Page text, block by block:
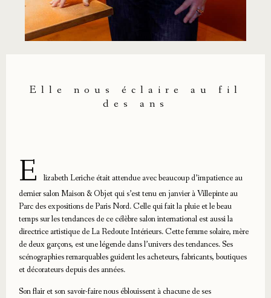
Elle nous éclaire au fil
des ans
E
lizabeth Leriche était attendue avec beaucoup d’impatience au
dernier salon Maison & Objet qui s’est tenu en janvier à Villepinte au
Parc des expositions de Paris Nord. Celle qui fait la pluie et le beau
temps sur les tendances de ce célèbre salon international est aussi la
directrice artistique de La Redoute Intérieurs. Cette femme solaire, mère
de deux garçons, est une légende dans l’univers des tendances. Ses
scénographies remarquables guident les acheteurs, fabricants, boutiques
et décorateurs depuis des années.
Son flair et son savoir-faire nous éblouissent à chacune de ses